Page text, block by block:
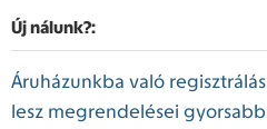
Új nálunk?:
Áruházunkba való
lesz megrendelései